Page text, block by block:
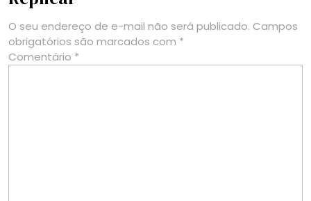
O seu endereço de e-mail não será publicado. Campos
obrigatórios são marcados com *
Comentário *